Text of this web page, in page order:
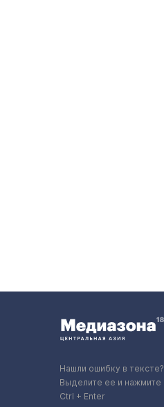
Нашли ошибку в тексте?
Выделите ее и нажмите
Ctrl + Enter